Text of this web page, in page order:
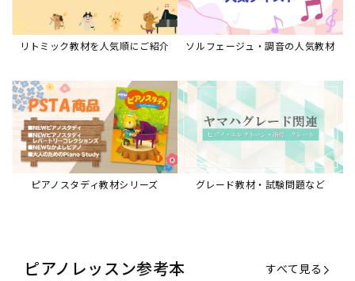
リトミック教材を人気順にご紹介 ソルフェージュ・調音の人気教材
ピアノスタディ教材シリーズ グレード教材・試験問題など
ピアノレッスン参考本 すべて見る